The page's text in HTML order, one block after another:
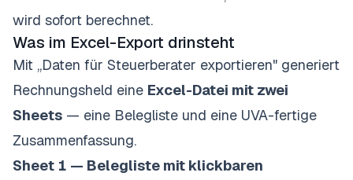
wird sofort berechnet.
Was im Excel-Export drinsteht
Mit „Daten für Steuerberater exportieren" generiert
Rechnungsheld eine Excel-Datei mit zwei
Sheets — eine Belegliste und eine UVA-fertige
Zusammenfassung.
Sheet 1 — Belegliste mit klickbaren